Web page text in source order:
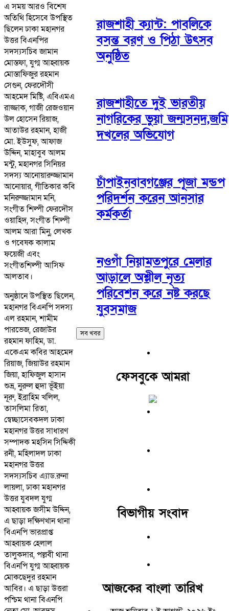
এ সময় আরও বিশেষ
অতিথি হিসেবে উপস্থিত
ছিলেন ঢাকা মহানগর
উত্তর বিএনপির
সদস্যসচিব জামান
মোস্তফা, যুগ্ম আহ্বায়ক
মোস্তাফিজুর রহমান
সেগুন, ফেরদৌসী
আহমেদ মিষ্টি, এবিএমএ
রাজ্জাক, গাজী রেজওয়ান
উল হোসেন রিয়াজ,
আতাউর রহমান, হাজী
মো. ইউসুফ, আফাজ
উদ্দিন, মাহাবুব আলম
মন্টু, মহানগর সিনিয়র
সদস্য আনোয়ারুজ্জামান
আনোয়ার, গীতিকার কবি
মনিরুজ্জামান মনি,
সংগীত শিল্পী ফেরদৌস
ওয়াহিদ, সংগীত শিল্পী
আলম আরা মিনু, লেখক
ও গবেষক কালাম
ফয়েজী এবং
সংগীতশিল্পী আসিফ
আলতাব।
অনুষ্ঠানে উপস্থিত ছিলেন,
মহানগর বিএনপি সদস্য
এল রহমান, শামীম
পারভেজ, রেজাউর
রহমান ফাহিম, ডা.
একেএম কবির আহমেদ
রিয়াজ, জিয়াউর রহমান
জিয়া, হাফিজুল হাসান
শুভ্র, নুরুল হুদা ভূঁইয়া
নূরু, ইব্রাহিম খলিল,
তাসলিমা রিতা,
স্বেচ্ছাসেবকদল ঢাকা
মহানগর উত্তর সাধারণ
সম্পাদক মহসিন সিদ্দিকী
রনী, মহিলাদল ঢাকা
মহানগর উত্তর
সদস্যসচিব এ্যাড.রুনা
লায়লা, ঢাকা মহানগর
উত্তর যুবদল যুগ্ম
আহ্বায়ক জসীম উদ্দিন,
এ ছাড়া দক্ষিণখান থানা
বিএনপি ভারপ্রাপ্ত
আহ্বায়ক হেলাল
তালুকদার, পল্লবী থানা
বিএনপি যুগ্ম আহ্বায়ক
মোকছেদুর রহমান
আবির। এ ছাড়া উত্তরা
পশ্চিম থানা বিএনপি
রাজশাহী ক্যান্ট: পাবলিকে
বসন্ত বরণ ও পিঠা উৎসব
অনুষ্ঠিত
রাজশাহীতে দুই ভারতীয়
নাগরিকের ভুয়া জন্মসনদ,জমি
দখলের অভিযোগ
চাঁপাইনবাবগঞ্জের পূজা মন্ডপ
পরিদর্শন করেন আনসার
কর্মকর্তা
নওগাঁ নিয়ামতপুরে মেলার
আড়ালে অশ্লীল নৃত্য
পরিবেশন করে নষ্ট করছে
যুবসমাজ
সব খবর
ফেসবুকে আমরা
বিভাগীয় সংবাদ
আজকের বাংলা তারিখ